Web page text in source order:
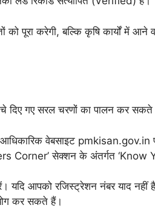
पूरा करेगी, बल्कि कृषि कार्यों में आने
दिए गए सरल चरणों का पालन कर सकते
वेबसाइट pmkisan.gov.in
Corner’ सेक्शन के अंतर्गत ‘Know
यदि आपको रजिस्ट्रेशन नंबर याद नहीं
कर सकते हैं।